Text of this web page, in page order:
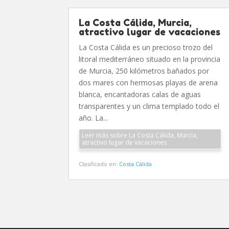
La Costa Cálida, Murcia,
atractivo lugar de vacaciones
La Costa Cálida es un precioso trozo del
litoral mediterráneo situado en la provincia
de Murcia, 250 kilómetros bañados por
dos mares con hermosas playas de arena
blanca, encantadoras calas de aguas
transparentes y un clima templado todo el
año. La...
Leer más sobre La Costa Cálida, Murcia,
atractivo lugar de vacaciones
Clasificado en: Costa Cálida